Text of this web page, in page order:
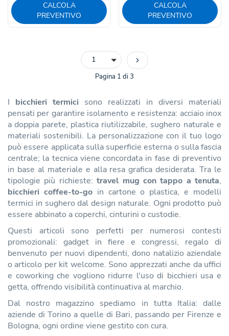
CALCOLA
PREVENTIVO
CALCOLA
PREVENTIVO
1
Pagina 1 di 3
I bicchieri termici sono realizzati in diversi materiali
pensati per garantire isolamento e resistenza: acciaio inox
a doppia parete, plastica riutilizzabile, sughero naturale e
materiali sostenibili. La personalizzazione con il tuo logo
può essere applicata sulla superficie esterna o sulla fascia
centrale; la tecnica viene concordata in fase di preventivo
in base al materiale e alla resa grafica desiderata. Tra le
tipologie più richieste:travel mug con tappo a tenuta,
bicchieri coffee-to-goin cartone o plastica, e modelli
termici in sughero dal design naturale. Ogni prodotto può
essere abbinato a coperchi, cinturini o custodie.
Questi articoli sono perfetti per numerosi contesti
promozionali: gadget in fiere e congressi, regalo di
benvenuto per nuovi dipendenti, dono natalizio aziendale
o articolo per kit welcome. Sono apprezzati anche da uffici
e coworking che vogliono ridurre l'uso di bicchieri usa e
getta, offrendo visibilità continuativa al marchio.
Dal nostro magazzino spediamo in tutta Italia: dalle
aziende di Torino a quelle di Bari, passando per Firenze e
Bologna, ogni ordine viene gestito con cura.